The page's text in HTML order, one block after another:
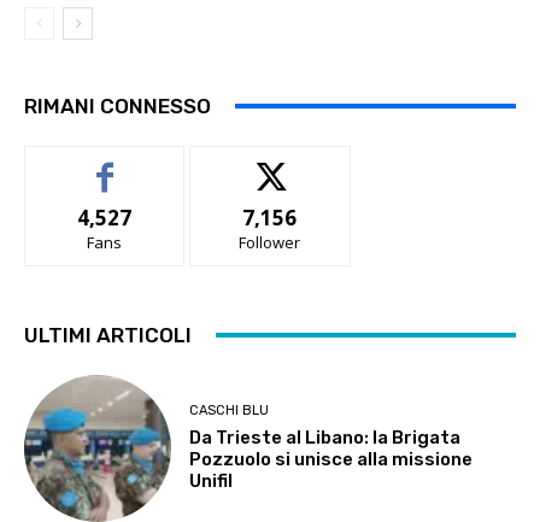
RIMANI CONNESSO
4,527
Fans
7,156
Follower
ULTIMI ARTICOLI
CASCHI BLU
Da Trieste al Libano: la Brigata
Pozzuolo si unisce alla missione
Unifil